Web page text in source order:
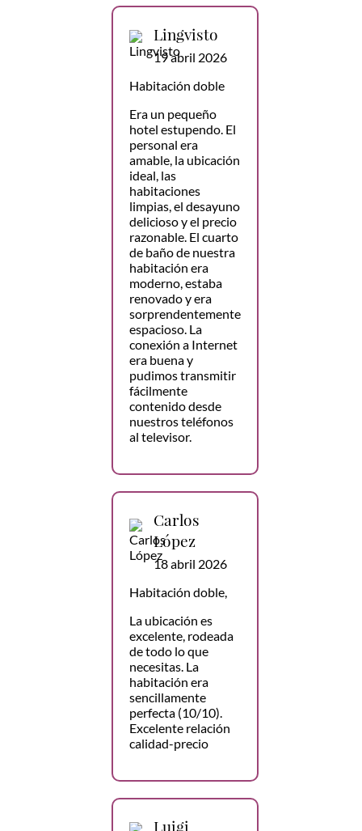
Lingvisto
19 abril 2026
Habitación doble
Era un pequeño
hotel estupendo. El
personal era
amable, la ubicación
ideal, las
habitaciones
limpias, el desayuno
delicioso y el precio
razonable. El cuarto
de baño de nuestra
habitación era
moderno, estaba
renovado y era
sorprendentemente
espacioso. La
conexión a Internet
era buena y
pudimos transmitir
fácilmente
contenido desde
nuestros teléfonos
al televisor.
Carlos
López
18 abril 2026
Habitación doble,
La ubicación es
excelente, rodeada
de todo lo que
necesitas. La
habitación era
sencillamente
perfecta (10/10).
Excelente relación
calidad-precio
Luigi